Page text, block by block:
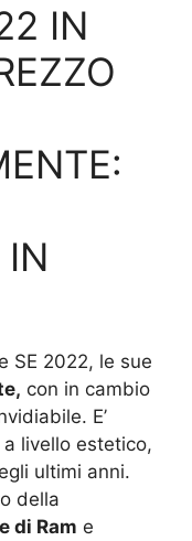
IN
IN
SE 2022, le sue
con in cambio
E’
a livello estetico,
ultimi anni.
della
di Ram e